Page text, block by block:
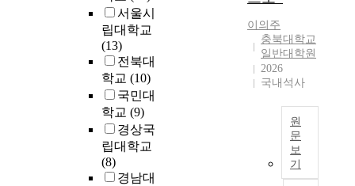
서울시
립대학교
(13)
전북대
학교 (10)
국민대
학교 (9)
경상국
립대학교
(8)
경남대
이의주
충북대학교
일반대학원
2026
국내석사
원
문
보
기